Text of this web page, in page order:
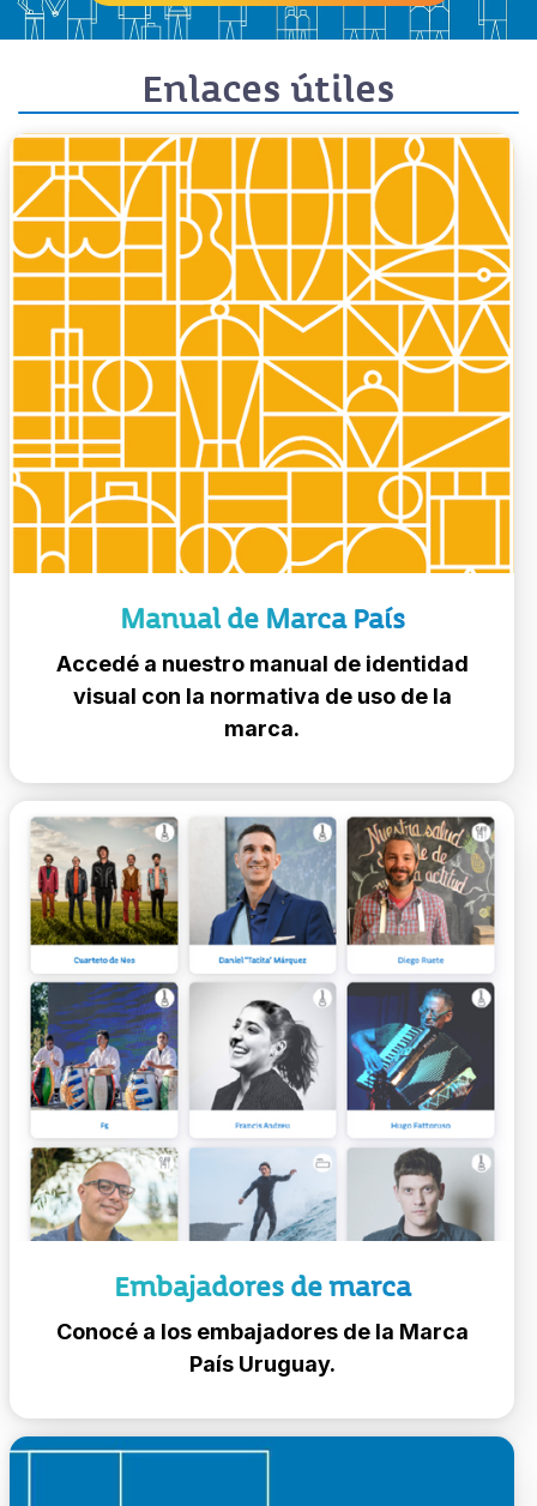
Enlaces útiles
Manual de Marca País
Accedé a nuestro manual de identidad
visual con la normativa de uso de la
marca.
Embajadores de marca
Conocé a los embajadores de la Marca
País Uruguay.